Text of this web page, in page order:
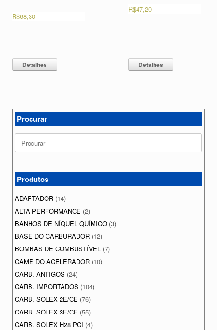
R$68,30
Detalhes
R$47,20
Detalhes
Procurar
Search
for:
Produtos
ADAPTADOR (14)
ALTA PERFORMANCE (2)
BANHOS DE NÍQUEL QUÍMICO (3)
BASE DO CARBURADOR (12)
BOMBAS DE COMBUSTÍVEL (7)
CAME DO ACELERADOR (10)
CARB. ANTIGOS (24)
CARB. IMPORTADOS (104)
CARB. SOLEX 2E/CE (76)
CARB. SOLEX 3E/CE (55)
CARB. SOLEX H28 PCI (4)